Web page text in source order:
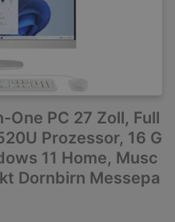
PC 27 Zoll, Full
Prozessor, 16 G
11 Home, Musc
Dornbirn Messepa